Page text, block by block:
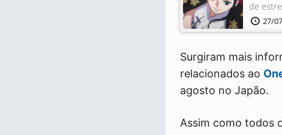
de
27/
Surgiram mais
relacionados ao
agosto no Japão.
Assim como todos